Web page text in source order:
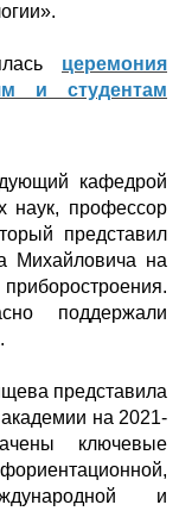
церемония
и студентам
кафедрой
наук, профессор
представил
Михайловича на
поддержали
представила
на 2021-
ключевые
и